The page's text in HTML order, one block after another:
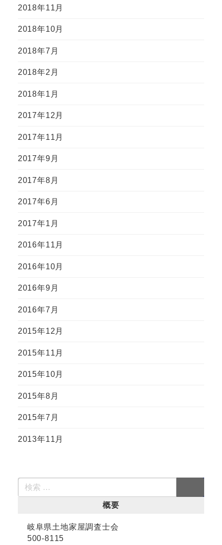
2018年11月
2018年10月
2018年7月
2018年2月
2018年1月
2017年12月
2017年11月
2017年9月
2017年8月
2017年6月
2017年1月
2016年11月
2016年10月
2016年9月
2016年7月
2015年12月
2015年11月
2015年10月
2015年8月
2015年7月
2013年11月
概要
岐阜県土地家屋調査士会
500-8115